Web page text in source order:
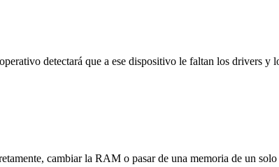
detectará que a ese dispositivo le faltan los drivers y
cambiar la RAM o pasar de una memoria de un